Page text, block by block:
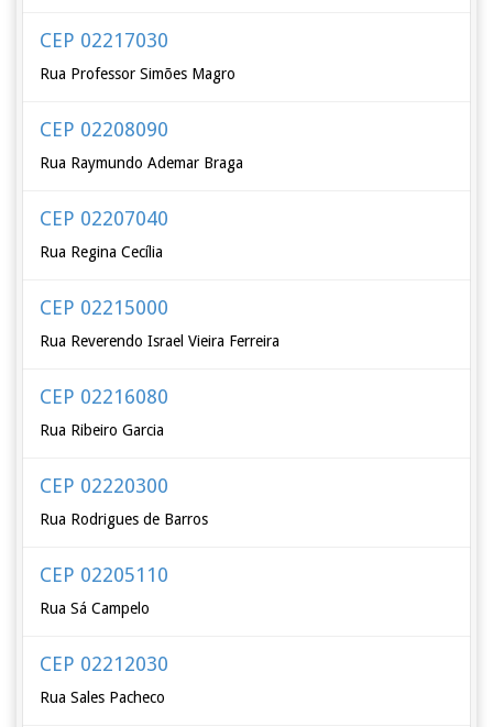
CEP 02217030
Rua Professor Simões Magro
CEP 02208090
Rua Raymundo Ademar Braga
CEP 02207040
Rua Regina Cecília
CEP 02215000
Rua Reverendo Israel Vieira Ferreira
CEP 02216080
Rua Ribeiro Garcia
CEP 02220300
Rua Rodrigues de Barros
CEP 02205110
Rua Sá Campelo
CEP 02212030
Rua Sales Pacheco